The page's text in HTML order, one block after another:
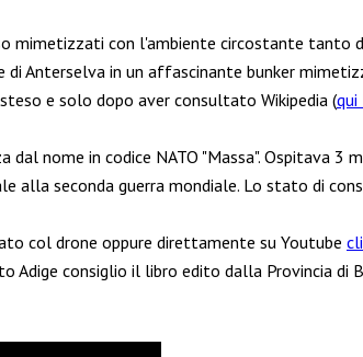
mimetizzati con l'ambiente circostante tanto
Anterselva in un affascinante bunker
e solo dopo aver consultato Wikipedia (qui
dal nome in codice NATO "Massa". Ospitava
alla seconda guerra mondiale. Lo stato di
col drone oppure direttamente su Youtube
Adige consiglio il libro edito dalla Provincia di